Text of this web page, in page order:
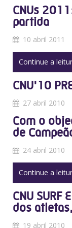
CNUs
partida
10 abril 2011
Continue a
CNU'10
27 abril 2010
Com o
de
24 abril 2010
Continue a
CNU SURF
dos
19 abril 2010